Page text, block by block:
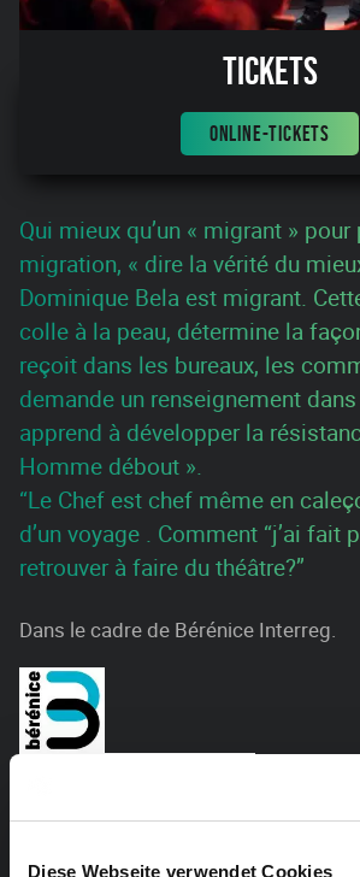
Diese Webseite verwendet Cookies
Tickets
ONLINE-TICKETS
Qui mieux qu’un « migrant »
migration, « dire la vérité du
Dominique Bela est migrant.
colle à la peau, détermine la
reçoit dans les bureaux, les
demande un renseignement
apprend à développer la
Homme débout ».
“Le Chef est chef même en
d’un voyage . Comment “j’ai fait
retrouver à faire du théâtre?”
Dans le cadre de Bérénice Interreg.